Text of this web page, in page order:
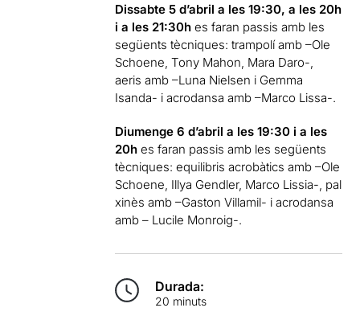
Dissabte 5 d’abril a les 19:30, a les 20h
i a les 21:30h es faran passis amb les
següents tècniques: trampolí amb –Ole
Schoene, Tony Mahon, Mara Daro-,
aeris amb –Luna Nielsen i Gemma
Isanda- i acrodansa amb –Marco Lissa-.
Diumenge 6 d’abril a les 19:30 i a les
20h es faran passis amb les següents
tècniques: equilibris acrobàtics amb –Ole
Schoene, Illya Gendler, Marco Lissia-, pal
xinès amb –Gaston Villamil- i acrodansa
amb – Lucile Monroig-.
Durada:
20 minuts